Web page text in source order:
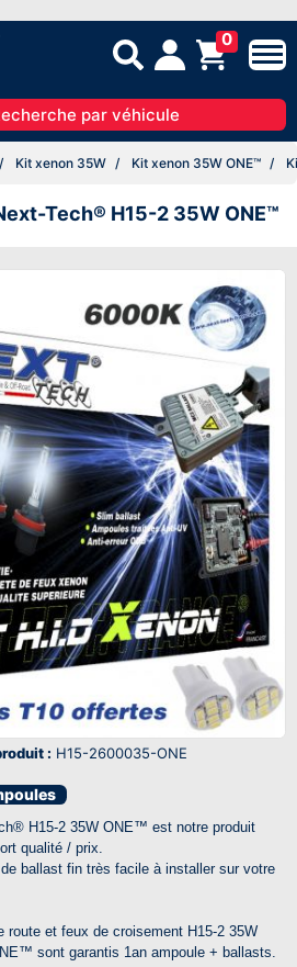
0
par véhicule
Kit xenon 35W Kit xenon 35W ONE™
Tech® H15-2 35W ONE™
: H15-2600035-ONE
H15-2 35W ONE™ est notre produit
qualité / prix.
ballast fin très facile à installer sur votre
route et feux de croisement H15-2 35W
sont garantis 1an ampoule + ballasts.